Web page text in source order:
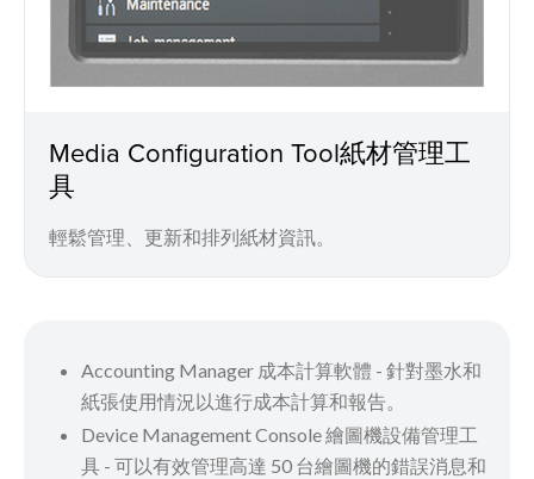
Media Configuration Tool紙材管理工
具
輕鬆管理、更新和排列紙材資訊。
Accounting Manager 成本計算軟體 - 針對墨水和
紙張使用情況以進行成本計算和報告。
Device Management Console 繪圖機設備管理工
具 - 可以有效管理高達 50 台繪圖機的錯誤消息和